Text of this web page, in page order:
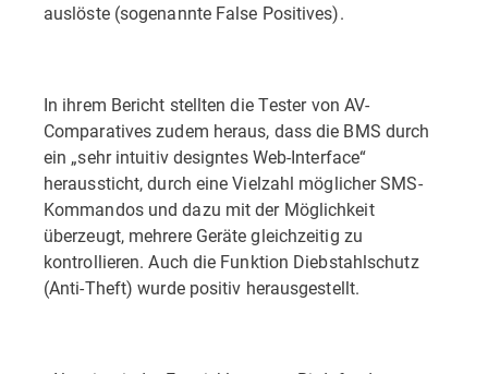
auslöste (sogenannte False Positives).
In ihrem Bericht stellten die Tester von AV-
Comparatives zudem heraus, dass die BMS durch
ein „sehr intuitiv designtes Web-Interface“
heraussticht, durch eine Vielzahl möglicher SMS-
Kommandos und dazu mit der Möglichkeit
überzeugt, mehrere Geräte gleichzeitig zu
kontrollieren. Auch die Funktion Diebstahlschutz
(Anti-Theft) wurde positiv herausgestellt.